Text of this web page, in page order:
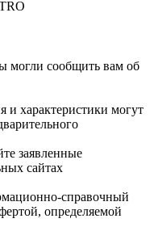
могли сообщить вам об
и характеристики могут
заявленные
сайтах
справочный
определяемой